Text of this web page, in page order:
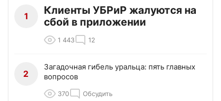
1
Клиенты УБРиР жалуются на
сбой в приложении
1 443 12
2
Загадочная гибель уральца: пять главных
вопросов
370 Обсудить